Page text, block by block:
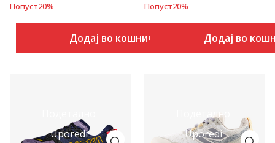
Попуст20%
Додај во кошничка
Попуст20%
Додај во
Uporedi
Подетално
Uporedi